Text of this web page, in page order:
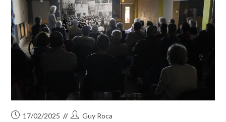
Publication
17/02/2025
Auteur/autrice
Guy Roca